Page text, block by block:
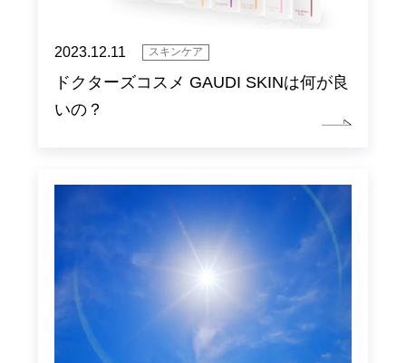
2023.12.11 スキンケア
ドクターズコスメ GAUDI SKINは何が良
いの？